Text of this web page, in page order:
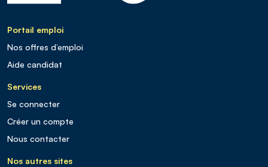
Portail emploi
Nos offres d’emploi
Aide candidat
Services
Se connecter
Créer un compte
Nous contacter
Nos autres sites